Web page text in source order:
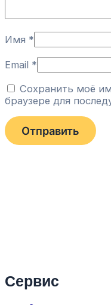
Имя *
Email *
Сохранить моё
браузере для
Сервис